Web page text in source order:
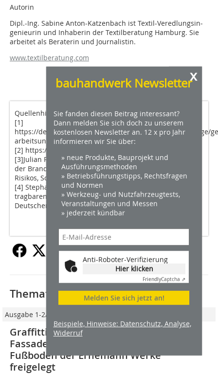
Autorin
Dipl.-Ing. Sabine Anton-Katzenbach ist Te­x­ti­l-Veredlungs­in­
ge­nieu­rin und Inhaberin der Textilberatung Ham­burg. Sie
arbeitet als Be­raterin und Journalistin.
www.textilberatung.com
Quellenhinweise
[1]
https://de.statista.com/statistik/daten/studie/6051/umfrage/
arbeitsunfaelle-in-deutschland-seit-1986/
[2] https://www.lds.sachsen.de/?ID=4092&art_param=365
[3]Julian Park: Mobile Stromerzeugungsaggregate und
der Brandschutz – Maßnahmen zur Reduzierung des
Risikos, Schadenprisma Heft 3/2023,
[4] Stephan Burkhardt: Brandgefahr beim Betrieb von
tragbaren Stromerzeugern, Fachinformation des
Deutschen Feuerwehrverbands vom 26. April 2004
x
bauhandwerk Newsletter
Sie fanden diesen Beitrag interessant?
Dann melden Sie sich doch zu unserem
kostenlosen Newsletter an. 12 x pro Jahr
informieren wir Sie über:
» neue Produkte, Bauprojekt und
Ausführungsmethoden
» Betriebsführungstipps, Rechtsfragen
und Normen
» Werkzeug- und Nutzfahrzeugtests,
Veranstaltungen und Messen
» jederzeit kündbar
Anti-Roboter-Verifizierung
Hier klicken
FriendlyCaptcha ⇗
Melden Sie sich jetzt an!
Beispiele, Hinweise: Datenschutz, Analyse,
Widerruf
Thematisch passende Artikel:
Ausgabe 1-2/2021
Graffitti-ex und Thoralf Hase
Fassadenreinigung haben den Original-
Fußboden der Ernemann Werke
freigelegt